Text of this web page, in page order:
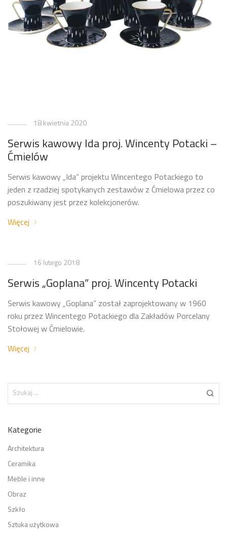
18 kwietnia 2020
Serwis kawowy Ida proj. Wincenty Potacki –
Ćmielów
Serwis kawowy „Ida” projektu Wincentego Potackiego to
jeden z rzadziej spotykanych zestawów z Ćmielowa przez co
poszukiwany jest przez kolekcjonerów.
Więcej
16 lutego 2018
Serwis „Goplana” proj. Wincenty Potacki
Serwis kawowy „Goplana” został zaprojektowany w 1960
roku przez Wincentego Potackiego dla Zakładów Porcelany
Stołowej w Ćmielowie.
Więcej
Kategorie
Architektura
Ceramika
Meble i inne
Obraz
Szkło
Sztuka użytkowa